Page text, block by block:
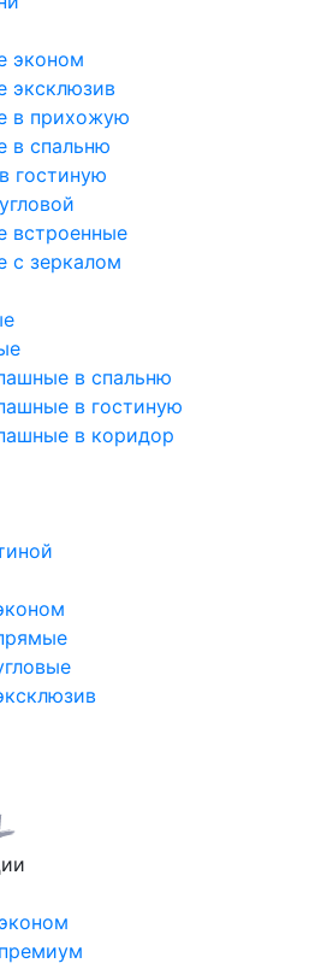
эконом
эксклюзив
в прихожую
в спальню
гостиную
встроенные
с зеркалом
в спальню
в гостиную
в коридор